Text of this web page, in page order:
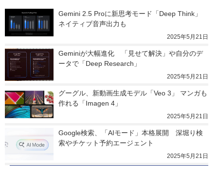
Gemini 2.5 Proに新思考モード「Deep Think」
ネイティブ音声出力も
2025年5月21日
Geminiが大幅進化　「見せて解決」や自分のデ
ータで「Deep Research」
2025年5月21日
グーグル、新動画生成モデル「Veo 3」 マンガも
作れる「Imagen 4」
2025年5月21日
Google検索、「AIモード」本格展開　深堀り検
索やチケット予約エージェント
2025年5月21日